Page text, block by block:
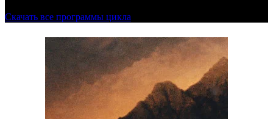
Скачать все программы цикла